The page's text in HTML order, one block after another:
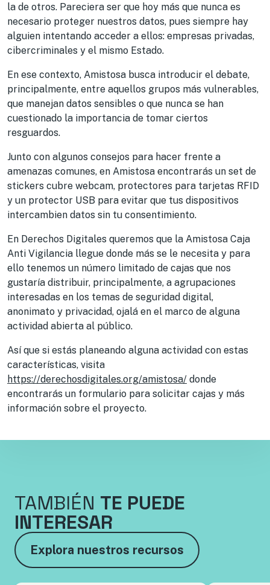
la de otros. Pareciera ser que hoy más que nunca es
necesario proteger nuestros datos, pues siempre hay
alguien intentando acceder a ellos: empresas privadas,
cibercriminales y el mismo Estado.
En ese contexto, Amistosa busca introducir el debate,
principalmente, entre aquellos grupos más vulnerables,
que manejan datos sensibles o que nunca se han
cuestionado la importancia de tomar ciertos
resguardos.
Junto con algunos consejos para hacer frente a
amenazas comunes, en Amistosa encontrarás un set de
stickers cubre webcam, protectores para tarjetas RFID
y un protector USB para evitar que tus dispositivos
intercambien datos sin tu consentimiento.
En Derechos Digitales queremos que la Amistosa Caja
Anti Vigilancia llegue donde más se le necesita y para
ello tenemos un número limitado de cajas que nos
gustaría distribuir, principalmente, a agrupaciones
interesadas en los temas de seguridad digital,
anonimato y privacidad, ojalá en el marco de alguna
actividad abierta al público.
Así que si estás planeando alguna actividad con estas
características, visita
https://derechosdigitales.org/amistosa/ donde
encontrarás un formulario para solicitar cajas y más
información sobre el proyecto.
TAMBIÉN TE PUEDE
INTERESAR
Explora nuestros recursos